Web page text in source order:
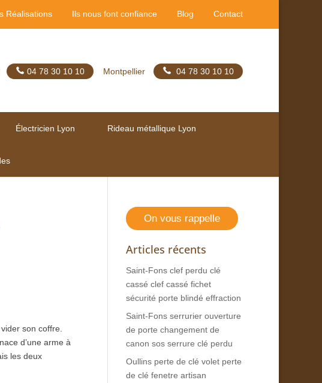
Réalisations Ils nous font confiance Blog Contact
04 78 30 10 10 Montpellier 04 78 30 10 10
Électricien Lyon Rideau métallique Lyon
son coffre.
d’une arme à
les deux
On vous rappelle
Articles récents
Saint-Fons clef perdu clé
cassé clef cassé fichet
sécurité porte blindé effraction
Saint-Fons serrurier ouverture
de porte changement de
canon sos serrure clé perdu
Oullins perte de clé volet perte
de clé fenetre artisan